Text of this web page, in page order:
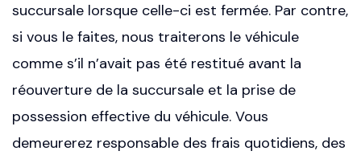
succursale lorsque celle-ci est fermée. Par contre,
si vous le faites, nous traiterons le véhicule
comme s’il n’avait pas été restitué avant la
réouverture de la succursale et la prise de
possession effective du véhicule. Vous
demeurerez responsable des frais quotidiens, des